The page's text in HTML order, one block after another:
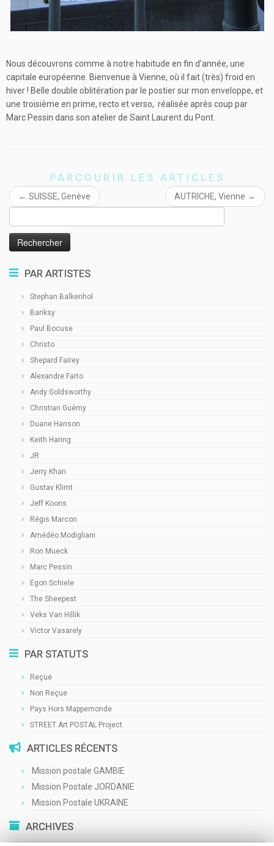
Nous découvrons comme à notre habitude en fin d’année, une
capitale européenne. Bienvenue à Vienne, où il fait (très) froid en
hiver ! Belle double oblitération par le postier sur mon enveloppe, et
une troisième en prime, recto et verso, réalisée après coup par
Marc Pessin dans son atelier de Saint Laurent du Pont.
PARCOURIR LES ARTICLES
← SUISSE, Genève AUTRICHE, Vienne →
PAR ARTISTES
Stephan Balkenhol
Banksy
Paul Bocuse
Christo
Shepard Fairey
Alexandre Farto
Andy Goldsworthy
Christian Guémy
Duane Hanson
Keith Haring
JR
Jerry Khan
Gustav Klimt
Jeff Koons
Régis Marcon
Amédéo Modigliani
Ron Mueck
Marc Pessin
Egon Schiele
The Sheepest
Veks Van Hillik
Victor Vasarely
PAR STATUTS
Reçue
Non Reçue
Pays Hors Mappemonde
STREET Art POSTAL Project
ARTICLES RÉCENTS
Mission postale GAMBIE
Mission Postale JORDANIE
Mission Postale UKRAINE
ARCHIVES